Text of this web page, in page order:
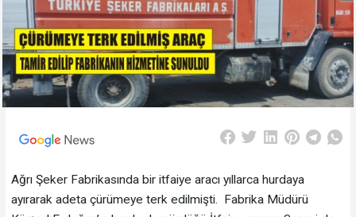
Ağrı Şeker Fabrikasında bir itfaiye aracı yıllarca hurdaya
ayırarak adeta çürümeye terk edilmişti. Fabrika Müdürü